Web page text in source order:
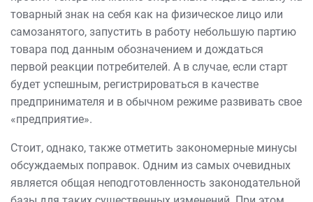
товарный знак на себя как на физическое лицо или
самозанятого, запустить в работу небольшую партию
товара под данным обозначением и дождаться
первой реакции потребителей. А в случае, если старт
будет успешным, регистрироваться в качестве
предпринимателя и в обычном режиме развивать свое
«предприятие».
Стоит, однако, также отметить закономерные минусы
обсуждаемых поправок. Одним из самых очевидных
является общая неподготовленность законодательной